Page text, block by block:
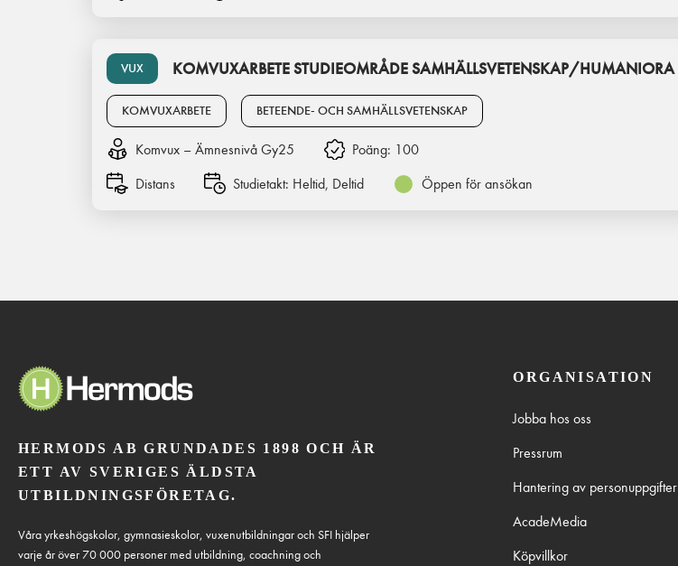
VUX KOMVUXARBETE STUDIEOMRÅDE SAMHÄLLSVETENSKAP/HUMANIORA
KOMVUXARBETE BETEENDE- OCH SAMHÄLLSVETENSKAP
Komvux – Ämnesnivå Gy25 Poäng: 100
Distans
Studietakt: Heltid, Deltid Öppen för ansökan
HERMODS AB GRUNDADES 1898 OCH ÄR
ETT AV SVERIGES ÄLDSTA
UTBILDNINGSFÖRETAG.
Våra yrkeshögskolor, gymnasieskolor, vuxenutbildningar och SFI hjälper
varje år över 70 000 personer med utbildning, coachning och
ORGANISATION
Jobba hos oss
Pressrum
Hantering av personuppgifter
AcadeMedia
Köpvillkor